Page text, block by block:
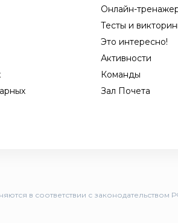
Онлайн-
Тесты и
Это интересно!
Активности
Команды
Зал Почета
в соответствии с законодательством